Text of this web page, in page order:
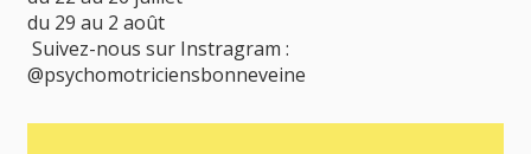
du 29 au 2 août
Suivez-nous sur Instragram :
@psychomotriciensbonneveine